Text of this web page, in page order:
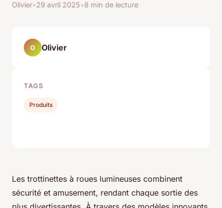
Olivier•29 avril 2025•8 min de lecture
Les trottinettes à roues lumineuses combinent
sécurité et amusement, rendant chaque sortie des
O Olivier
TAGS
Produits